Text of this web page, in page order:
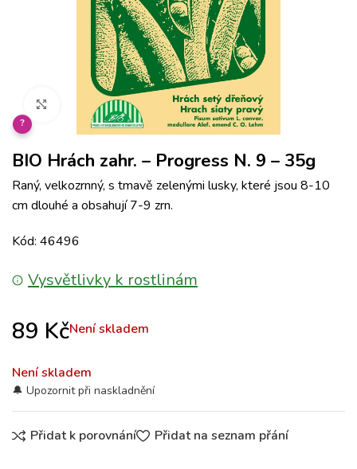
Klikněte pro zvětšení
?
BIO Hrách zahr. – Progress N. 9 – 35g
Raný, velkozrnný, s tmavě zelenými lusky, které jsou 8-10
cm dlouhé a obsahují 7-9 zrn.
Kód: 46496
Vysvětlivky k rostlinám
89 KčNení skladem
Není skladem
Přidat k porovnání Přidat na seznam přání